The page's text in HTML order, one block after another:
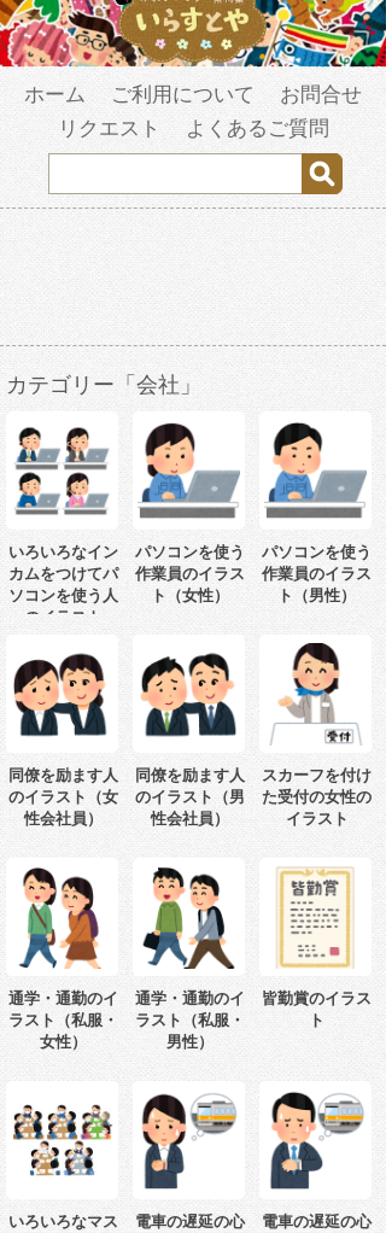
ホーム ご利用について
お問合せ
リクエスト
よくあるご質問
カテゴリー「会社」
いろいろなイン
カムをつけてパ
ソコンを使う人
のイラスト
パソコンを使う
作業員のイラス
ト（女性）
パソコンを使う
作業員のイラス
ト（男性）
同僚を励ます人
のイラスト（女
性会社員）
同僚を励ます人
のイラスト（男
性会社員）
スカーフを付け
た受付の女性の
イラスト
通学・通勤のイ
ラスト（私服・
女性）
通学・通勤のイ
ラスト（私服・
男性）
皆勤賞のイラス
ト
いろいろなマス
電車の遅延の心
電車の遅延の心